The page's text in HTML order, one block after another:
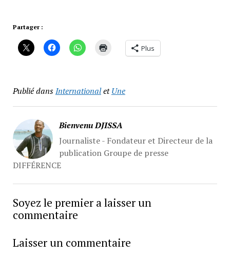
Partager :
Plus
Publié dansInternationaletUne
Bienvenu DJISSA
Journaliste - Fondateur et Directeur de la
publication Groupe de presse
DIFFÉRENCE
Soyez le premier a laisser un
commentaire
Laisser un commentaire